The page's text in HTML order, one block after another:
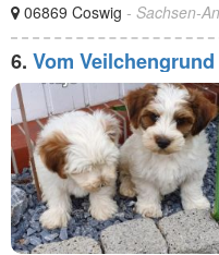
06869 Coswig - Sachsen-
6. Vom Veilchengrund